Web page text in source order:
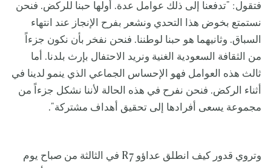
فتقول: "تدفعنا إلى ذلك عوامل عدة. أولها حبنا للركض. فنحن
نستمتع بخوض هذا التحدي ونشعر بفرح الإنجاز عند انتهاء
السباق. وثانيهما هو حبنا لوطننا. فنحن نفخر بأن نكون جزءاً
من الثقافة السعودية الغنية ونريد الاحتفال بإرث بلدنا. أما
ثالث هذه العوامل فهو الإحساس الجماعي الذي ينمو لدينا في
أثناء الركض. فنحن نفرح في هذه الحالة لأننا نشكل جزءاً من
مجموعة يسعى أفرادها إلى تحقيق أهداف مشتركة".
وتروي قدور كيف انطلق عداؤو R7 في الثالثة من صباح يوم